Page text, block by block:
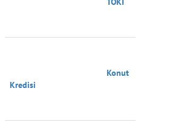
Kredisi